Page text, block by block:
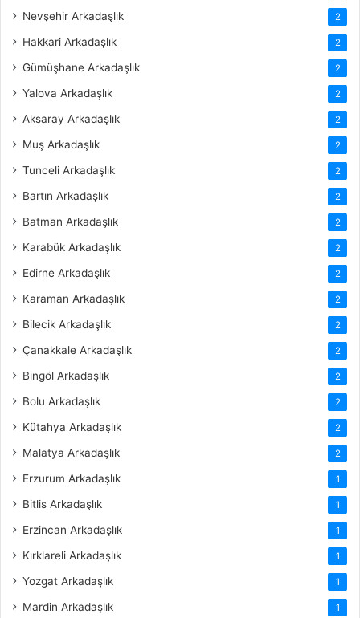
Nevşehir Arkadaşlık 2
Hakkari Arkadaşlık 2
Gümüşhane Arkadaşlık 2
Yalova Arkadaşlık 2
Aksaray Arkadaşlık 2
Muş Arkadaşlık 2
Tunceli Arkadaşlık 2
Bartın Arkadaşlık 2
Batman Arkadaşlık 2
Karabük Arkadaşlık 2
Edirne Arkadaşlık 2
Karaman Arkadaşlık 2
Bilecik Arkadaşlık 2
Çanakkale Arkadaşlık 2
Bingöl Arkadaşlık 2
Bolu Arkadaşlık 2
Kütahya Arkadaşlık 2
Malatya Arkadaşlık 2
Erzurum Arkadaşlık 1
Bitlis Arkadaşlık 1
Erzincan Arkadaşlık 1
Kırklareli Arkadaşlık 1
Yozgat Arkadaşlık 1
Mardin Arkadaşlık 1